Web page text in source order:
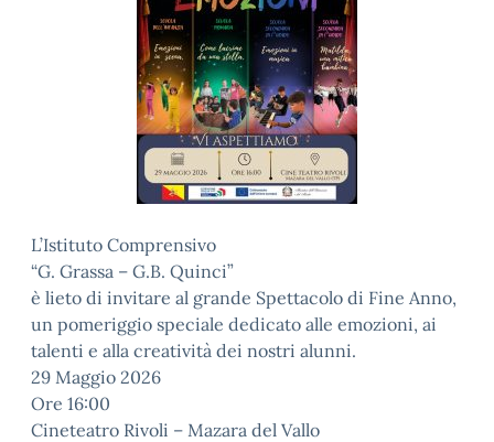
L’Istituto Comprensivo
“G. Grassa – G.B. Quinci”
è lieto di invitare al grande Spettacolo di Fine Anno,
un pomeriggio speciale dedicato alle emozioni, ai
talenti e alla creatività dei nostri alunni.
29 Maggio 2026
Ore 16:00
Cineteatro Rivoli – Mazara del Vallo